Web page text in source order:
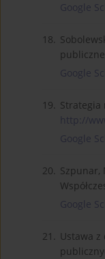
Google
18.
Google
19. Strategia
http://
Google
20. Szpunar,
Google
21. Ustawa